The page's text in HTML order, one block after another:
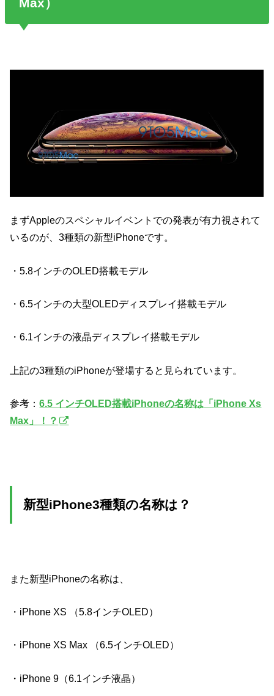
まずAppleのスペシャルイベントでの発表が有力視されて
いるのが、3種類の新型iPhoneです。
・5.8インチのOLED搭載モデル
・6.5インチの大型OLEDディスプレイ搭載モデル
・6.1インチの液晶ディスプレイ搭載モデル
上記の3種類のiPhoneが登場すると見られています。
参考：6.5 インチOLED搭載iPhoneの名称は「iPhone Xs
Max」！？
新型iPhone3種類の名称は？
また新型iPhoneの名称は、
・iPhone XS （5.8インチOLED）
・iPhone XS Max （6.5インチOLED）
・iPhone 9（6.1インチ液晶）